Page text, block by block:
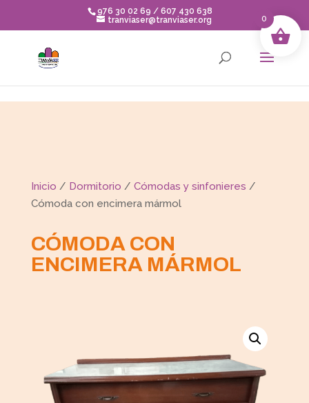
976 30 02 69 / 607 430 638
tranviaser@tranviaser.org
Inicio / Dormitorio / Cómodas y sinfonieres /
Cómoda con encimera mármol
CÓMODA CON
ENCIMERA MÁRMOL
0